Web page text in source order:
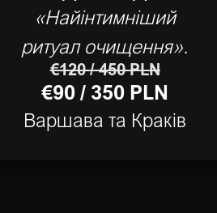
«Найінтимніший
ритуал очищення».
€120 / 450 PLN
€90 / 350 PLN
Варшава та Краків